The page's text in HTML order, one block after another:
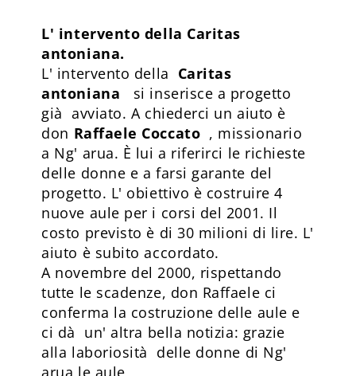
L' intervento della Caritas
antoniana.
L' intervento della Caritas
antoniana
si inserisce a progetto
già avviato. A chiederci un aiuto è
don Raffaele Coccato , missionario
a Ng' arua. È lui a riferirci le richieste
delle donne e a farsi garante del
progetto. L' obiettivo è costruire 4
nuove aule per i corsi del 2001. Il
costo previsto è di 30 milioni di lire. L'
aiuto è subito accordato.
A novembre del 2000, rispettando
tutte le scadenze, don Raffaele ci
conferma la costruzione delle aule e
ci dà un' altra bella notizia: grazie
alla laboriosità delle donne di Ng'
arua le aule